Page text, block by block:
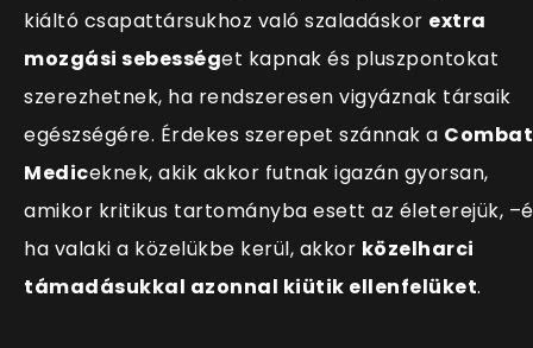
kiáltó csapattársukhoz való szaladáskor extra
mozgási sebességet kapnak és pluszpontokat
szerezhetnek, ha rendszeresen vigyáznak társaik
egészségére. Érdekes szerepet szánnak a Combat
Mediceknek, akik akkor futnak igazán gyorsan,
amikor kritikus tartományba esett az életerejük,
ha valaki a közelükbe kerül, akkor közelharci
támadásukkal azonnal kiütik ellenfelüket.